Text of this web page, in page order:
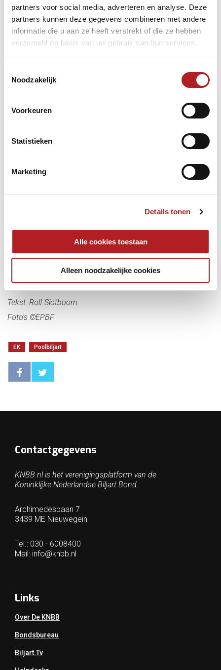
partners voor social media, adverteren en analyse. Deze
partners kunnen deze gegevens combineren met andere
informatie die u aan ze heeft verstrekt of die ze hebben
verzameld op basis van uw gebruik van hun services.
Noodzakelijk
Voorkeuren
Statistieken
Marketing
Details tonen
Alle cookies toestaan
Alleen noodzakelijke cookies
KNBB verslag social media
Realtime charts/brackets
straightpool voor winst Feijen)
Tekst: Rolf Slotboom
Foto's ©EPBF
EK Poolbiljart
Contactgegevens
KNBB.nl is hèt verenigingsplatform van de
Koninklijke Nederlandse Biljart Bond.
Archimedesbaan 7
3439 ME Nieuwegein
Tel.: 030 - 6008400
Mail: info@knbb.nl
Links
Over De KNBB
Bondsbureau
Biljart.tv